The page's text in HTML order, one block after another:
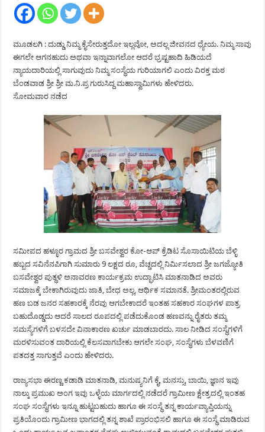
ಮೂಡಲಗಿ : ದುಡ್ಡು ನಿಮ್ಮ ಕೈಸೇರುತ್ತದೋ ಇಲ್ಲವೋ, ಅದಲ್ಲ ಜೀವನದ ಧ್ಯೇಯ. ನಿಮ್ಮ ಸಾವು
ಈಗಲೇ ಆಗನಹುದು ಅಥವಾ ಇನ್ನಾವಾಗಲೋ ಆದರೆ ಭ್ರಷ್ಟಹಾದಿ ಹಿಡಿಯದೆ
ನ್ಯಾಯದಾರಿಯಲ್ಲಿ ಸಾಗುವುದು ನಿಮ್ಮ ಸಂಸ್ಥೆಯ ಗುರಿಯಾಗಲಿ ಎಂದು ವಿರಕ್ತ ಮಠ
ಬೆಂಡವಾಡ ಶ್ರೀ ಶ್ರೀ ಮ.ನಿ.ಪ್ರ ಗುರುಸಿದ್ದ ಮಹಾಸ್ವಾಮಿಗಳು ಹೇಳಿದರು.
ಸೋಮವಾರ ನಡೆದ
ಸಮೀಪದ ಹಳ್ಳೂರ ಗ್ರಾಮದ ಶ್ರೀ ಬಸವೇಶ್ವರ ಕೋ-ಆಪ್ ಕ್ರೆಡಿಟ ಸೊಸಾಯಿಟಿಯ ಬೆಳ್ಳಿ
ಹಬ್ಬದ ಸವಿನೆನಪಿಗಾಗಿ ಸುಮಾರು 9 ಲಕ್ಷದ ರೂ, ವೆಚ್ಚದಲ್ಲಿ ನಿರ್ಮಿಸಲಾದ ಶ್ರೀ ಜಗಜ್ಯೋತಿ
ಬಸವೇಶ್ವರ ಪುತ್ಥಳಿ ಅನಾವರಣ ಕಾರ್ಯಕ್ರಮ ಉದ್ಘಾಟಿಸಿ ಮಾತನಾಡಿದ ಅವರು
ಸಮಾಜಕ್ಕೆ ಬೇಕಾಗಿರುವುದು ಜಾತಿ, ಬೇಧ ಅಲ್ಲ, ಆರ್ಥಿಕ ಸಮಾನತೆ. ಶ್ರೀಮಂತರಲ್ಲಿರುವ
ಹಣ ಬಡ ಜನರ ಸಹಕಾರಕ್ಕೆ ನೆರವು ಆಗಬೇಕಾದರೆ ಇಂತಹ ಸಹಕಾರ ಸಂಘಗಳ ಪಾತ್ರ
ಬಹುದೊಡ್ಡದು ಆದರೆ ಸಾಲದ ರೂಪದಲ್ಲಿ ಪಡೆದುಕೊಂಡ ಹಣವನ್ನು ರೈತರು ತಮ್ಮ
ಸಮಸ್ಯೆಗಳಿಗೆ ಬಳಸದೇ ವಿನಾಕಾರಣ ಖರ್ಚು ಮಾಡಬಾರದು. ಸಾಲ ನೀಡಿದ ಸಂಸ್ಥೆಗಳಿಗೆ
ಮರಳಿಸುವಂತ ದಾರಿಯಲ್ಲಿ ಕೆಲಸವಾಗಬೇಕು ಆಗಲೇ ಸಂಘ, ಸಂಸ್ಥೆಗಳು ಬೆಳವಣಿಗೆ
ಪತದತ್ತ ಸಾಗುತ್ತವೆ ಎಂದು ಹೇಳಿದರು.
ರಾಜ್ಯಸಭಾ ಈರಣ್ಣ ಕಡಾಡಿ ಮಾತನಾಡಿ, ಮನುಷ್ಯನಿಗೆ ಕೈ, ಮನಸ್ಸು, ಬಾಯಿ, ಜ್ಞಾನ ಇವು
ನಾಲ್ಕು ಪ್ರಮುಖ ಅಂಗ ಇವು ಒಳ್ಳೆಯ ಮಾರ್ಗದಲ್ಲಿ ನಡೆದರೆ ಗ್ರಾಮೀಣ ಕ್ಷೇತ್ರದಲ್ಲಿ ಇಂತಹ
ಸಂಘ ಸಂಸ್ಥೆಗಳು ಇನ್ನೂ ಹುಟ್ಟಬಹುದು ಹಾಗೂ ಈ ಸಂಸ್ಥೆ ತನ್ನ ಕಾರ್ಯವ್ಯಾಪ್ತಿಯನ್ನು
ಪ್ರತಿಯೊಂದು ಗ್ರಾಮೀಣ ಭಾಗದಲ್ಲಿ ತನ್ನ ಶಾಖೆ ಪ್ರಾರಂಭಿಸಲಿ ಹಾಗೂ ಈ ಸಂಸ್ಥೆ ಮಾಡಿರುವ